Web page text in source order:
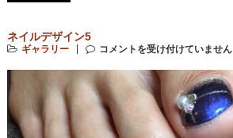
ネイルデザイン5
ギャラリー コメントを受け付けていません